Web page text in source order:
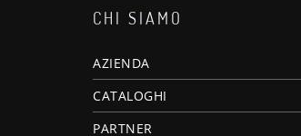
CHI SIAMO
AZIENDA
CATALOGHI
PARTNER